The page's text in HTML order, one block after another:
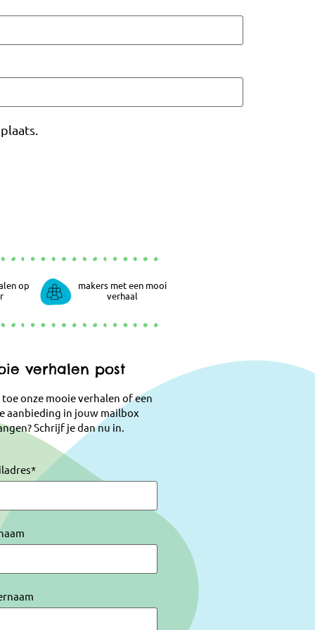
op
makers met een mooi
verhaal
verhalen post
onze mooie verhalen of een
aanbieding in jouw mailbox
Schrijf je dan nu in.
*